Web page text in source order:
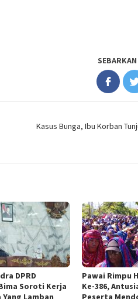
SEBARKAN
Kasus Bunga, Ibu Korban
DPRD
Soroti Kerja
Lamban
Pawai Rimpu
Ke-386,
Peserta